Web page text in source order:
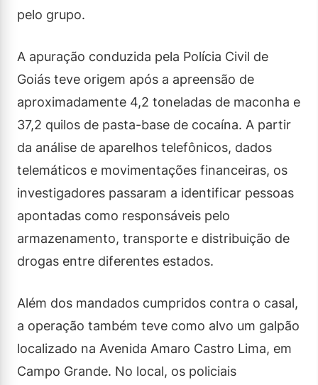
pelo grupo.
A apuração conduzida pela Polícia Civil de
Goiás teve origem após a apreensão de
aproximadamente 4,2 toneladas de maconha e
37,2 quilos de pasta-base de cocaína. A partir
da análise de aparelhos telefônicos, dados
telemáticos e movimentações financeiras, os
investigadores passaram a identificar pessoas
apontadas como responsáveis pelo
armazenamento, transporte e distribuição de
drogas entre diferentes estados.
Além dos mandados cumpridos contra o casal,
a operação também teve como alvo um galpão
localizado na Avenida Amaro Castro Lima, em
Campo Grande. No local, os policiais